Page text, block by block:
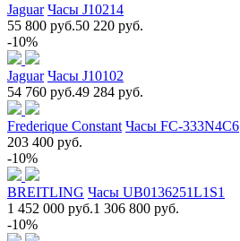
Jaguar Часы J10214
55 800 руб.50 220 руб.
-10%
Jaguar Часы J10102
54 760 руб.49 284 руб.
Frederique Constant Часы FC-333N4C6
203 400 руб.
-10%
BREITLING Часы UB0136251L1S1
1 452 000 руб.1 306 800 руб.
-10%